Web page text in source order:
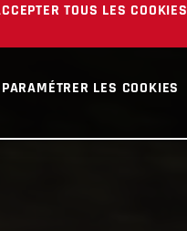
TOUS LES COOKIES
PARAMÉTRER LES COOKIES